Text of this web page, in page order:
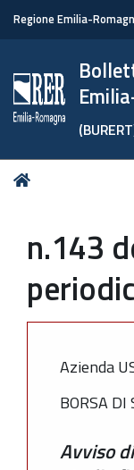
Regione Emilia-
Tu
n.143
Azienda
BORSA DI
Avviso